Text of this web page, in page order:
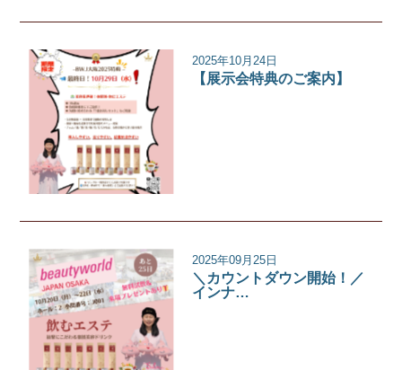
2025年10月24日
【展示会特典のご案内】
2025年09月25日
＼カウントダウン開始！／
インナ…